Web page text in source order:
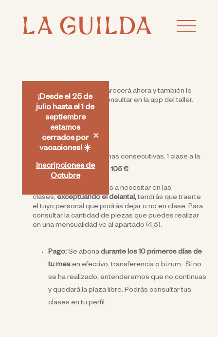
¡Desde el 25 de
julio hasta el 1 de
septiembre
estamos
cerrados por
vacaciones! ☀️
Inscripciones de
Octubre
×
Esta información os aparecerá ahora y también lo
tendréis para firmar y consultar en la app del taller.
Mensualidad y Pagos
Cada 4 semanas consecutivas. 1 clase a la
semana de 2h. Total:
105 €
Incluye todo lo que vayas a necesitar en las
clases, exceptuando el delantal,tendrás que traerte
el tuyo personal que podrás dejar o no en clase. Para
consultar la cantidad de piezas que puedes realizar
en una mensualidad ve al apartado (4,5).
Pago: Se abona durante los 10 primeros días de
tu mes en efectivo, transferencia o bizum. Si no
se ha realizado, entenderemos que no continuas
y quedará la plaza libre. Podrás consultar tus
clases en tu perfil.